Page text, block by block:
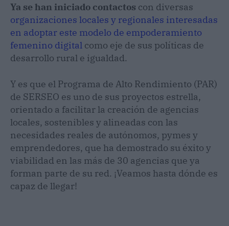
Ya se han iniciado contactos con diversas
organizaciones locales y regionales interesadas
en adoptar este modelo de empoderamiento
femenino digital como eje de sus políticas de
desarrollo rural e igualdad.
Y es que el Programa de Alto Rendimiento (PAR)
de SERSEO es uno de sus proyectos estrella,
orientado a facilitar la creación de agencias
locales, sostenibles y alineadas con las
necesidades reales de autónomos, pymes y
emprendedores, que ha demostrado su éxito y
viabilidad en las más de 30 agencias que ya
forman parte de su red. ¡Veamos hasta dónde es
capaz de llegar!